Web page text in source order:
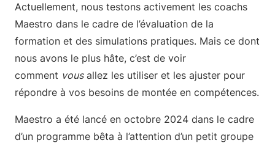
Actuellement, nous testons activement les coachs
Maestro dans le cadre de l’évaluation de la
formation et des simulations pratiques. Mais ce dont
nous avons le plus hâte, c’est de voir
comment vousallez les utiliser et les ajuster pour
répondre à vos besoins de montée en compétences.
Maestro a été lancé en octobre 2024 dans le cadre
d’un programme bêta à l’attention d’un petit groupe